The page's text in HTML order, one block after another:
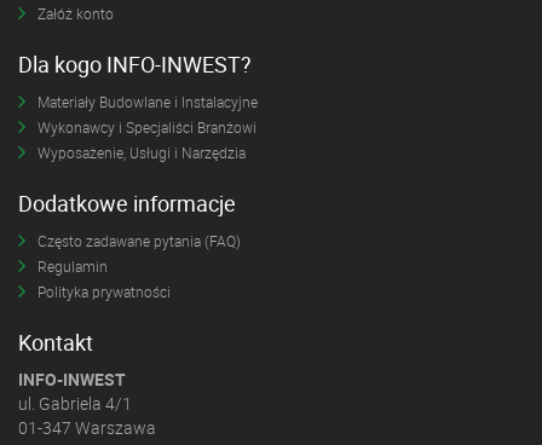
Załóż konto
Dla kogo INFO-INWEST?
Materiały Budowlane i Instalacyjne
Wykonawcy i Specjaliści Branżowi
Wyposażenie, Usługi i Narzędzia
Dodatkowe informacje
Często zadawane pytania (FAQ)
Regulamin
Polityka prywatności
Kontakt
INFO-INWEST
ul. Gabriela 4/1
01-347 Warszawa